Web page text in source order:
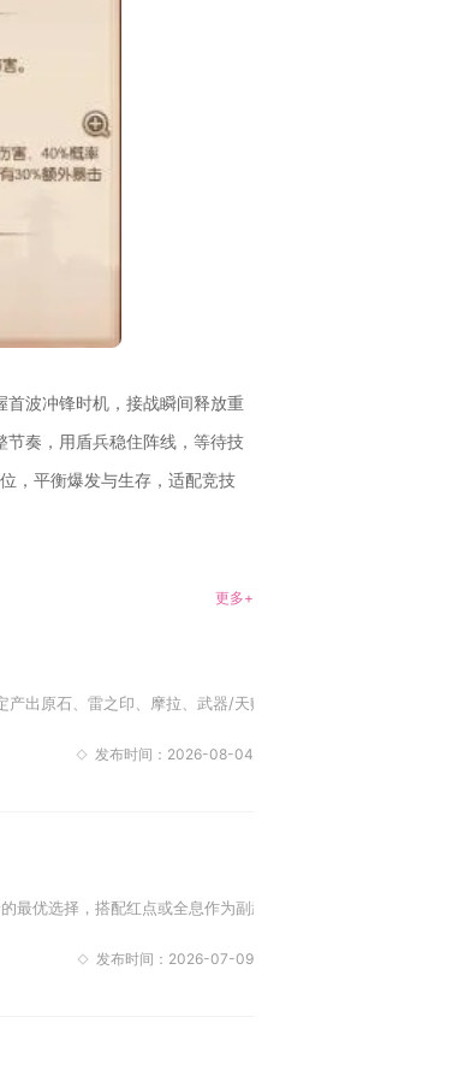
波冲锋时机，接战瞬间释放重
奏，用盾兵稳住阵线，等待技
，平衡爆发与生存，适配竞技
更多+
出原石、雷之印、摩拉、武器/天赋素材，部分关联任务还能...
发布时间：2026-08-04
优选择，搭配红点或全息作为副武器备用镜可以覆盖全部突发战...
发布时间：2026-07-09